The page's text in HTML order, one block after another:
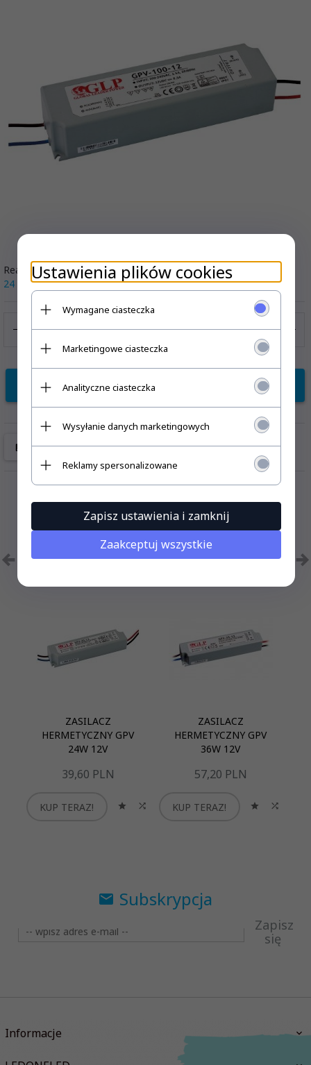
Realizacja zamówienia:
24
Wysyłka od:
14.99 PLN
KUP TERAZ!
Polecamy
ZASILACZ
HERMETYCZNY GPV
24W 12V
39,60 PLN
KUP TERAZ!
ZASILACZ
HERMETYCZNY GPV
36W 12V
57,20 PLN
KUP TERAZ!
Subskrypcja
Zapisz
się
Informacje
Ustawienia plików cookies
Wymagane ciasteczka
Marketingowe ciasteczka
Analityczne ciasteczka
Wysyłanie danych marketingowych
Reklamy spersonalizowane
Zapisz ustawienia i zamknij
Zaakceptuj wszystkie